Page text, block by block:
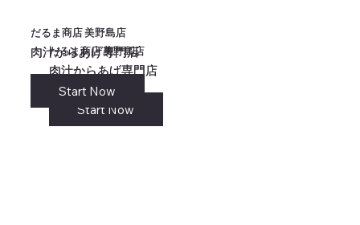
だるま商店 美野島店
肉汁からあげ専門店
リンク
だるま商店 美野島店
肉汁からあげ専門店
Start Now
だるま商店 美野島店
肉汁からあげ専門店
Start Now
だるま商店 美野島店
肉汁からあげ専門店
Start Now